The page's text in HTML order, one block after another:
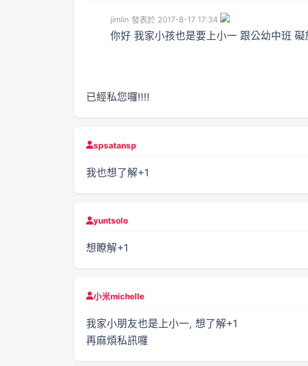
jimlin 發表於 2017-8-17 17:34
你好 我家小孩也是要上小一 跟公幼中班
已經私您囉!!!!
spsatansp
我也想了解+1
yuntsolo
想瞭解+1
小米michelle
我家小朋友也是上小一, 想了解+1
再麻煩私訊囉